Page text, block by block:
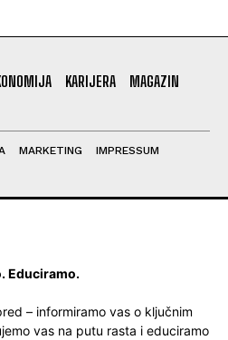
KARIJERA
MAGAZIN
MARKETING
IMPRESSUM
Educiramo.
– informiramo vas o ključnim
vas na putu rasta i educiramo